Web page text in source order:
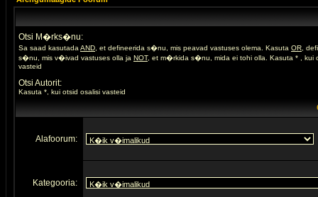
Otsi M�rks�nu:
Sa saad kasutada AND , et defineerida s�nu, mis peavad vastuses olema. Kasuta OR ,
s�nu, mis v�ivad vastuses olla ja NOT, et m�rkida s�nu, mida ei tohi olla. Kasuta * , kui
vasteid
Otsi Autorit:
Kasuta *, kui otsid osalisi vasteid
Alafoorum:
Kategooria: